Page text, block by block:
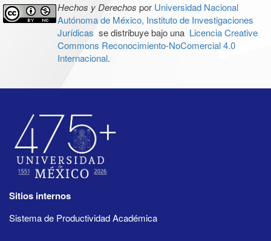
Hechos y Derechos por Universidad Nacional
Autónoma de México, Instituto de Investigaciones
Jurídicas se distribuye bajo una Licencia Creative
Commons Reconocimiento-NoComercial 4.0
Internacional.
Sitios internos
Sistema de Productividad Académica